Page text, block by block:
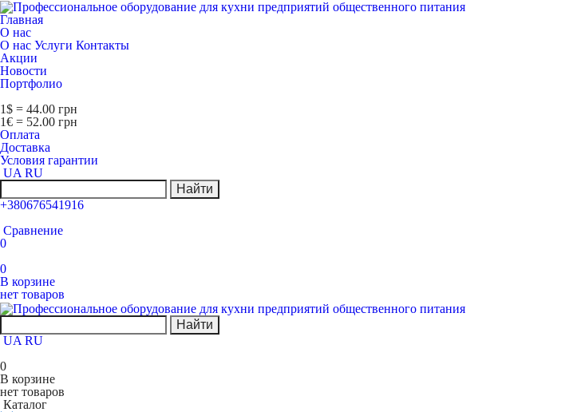
Главная
О нас
О нас Услуги Контакты
Акции
Новости
Портфолио
1$ = 44.00 грн
1€ = 52.00 грн
Оплата
Доставка
Условия гарантии
UA RU
Найти
+380676541916
Сравнение
0
0
В корзине
нет товаров
Найти
UA RU
0
В корзине
нет товаров
Каталог